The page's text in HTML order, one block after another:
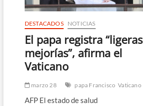
DESTACADOS NOTICIAS
El papa registra “ligeras
mejorías”, afirma el
Vaticano
marzo 28 papa Francisco Vaticano
AFP El estado de salud